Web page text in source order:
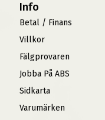
Info
Betal / Finans
Villkor
Fälgprovaren
Jobba På ABS
Sidkarta
Varumärken